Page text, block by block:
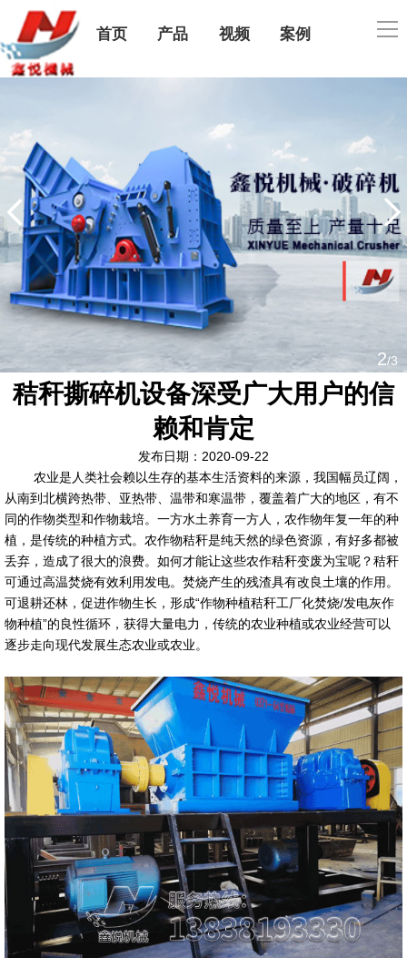
首页 产品 视频 案例
导
公司简介
售后服务
联系我们
2/3
秸秆撕碎机设备深受广大用户的信
赖和肯定
发布日期：2020-09-22
农业是人类社会赖以生存的基本生活资料的来源，我国幅员辽阔，
从南到北横跨热带、亚热带、温带和寒温带，覆盖着广大的地区，有不
同的作物类型和作物栽培。一方水土养育一方人，农作物年复一年的种
植，是传统的种植方式。农作物秸秆是纯天然的绿色资源，有好多都被
丢弃，造成了很大的浪费。如何才能让这些农作秸秆变废为宝呢？秸秆
可通过高温焚烧有效利用发电。焚烧产生的残渣具有改良土壤的作用。
可退耕还林，促进作物生长，形成“作物种植秸秆工厂化焚烧/发电灰作
物种植”的良性循环，获得大量电力，传统的农业种植或农业经营可以
逐步走向现代发展生态农业或农业。